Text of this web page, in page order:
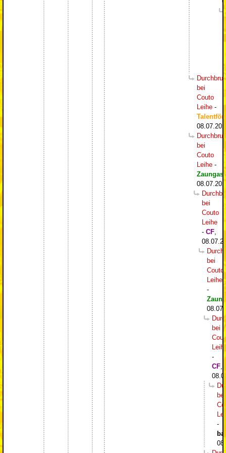
bei
Couto
Leihe -
bei
Couto
Leihe -
Zaungast
bei
Couto
Leihe
- CF
bei
Couto
Leihe
-
bei
-
CF
bei
-